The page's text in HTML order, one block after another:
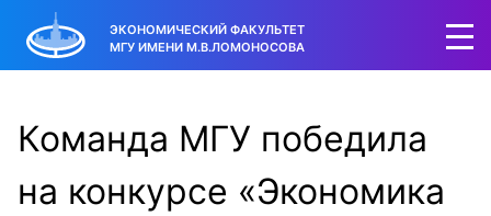
ЭКОНОМИЧЕСКИЙ ФАКУЛЬТЕТ
МГУ ИМЕНИ М.В.ЛОМОНОСОВА
Команда МГУ победила
на конкурсе «Экономика